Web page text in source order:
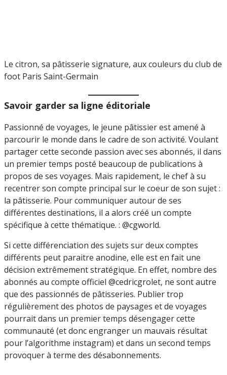
Le citron, sa pâtisserie signature, aux couleurs du club de
foot Paris Saint-Germain
Savoir garder sa ligne éditoriale
Passionné de voyages, le jeune pâtissier est amené à
parcourir le monde dans le cadre de son activité. Voulant
partager cette seconde passion avec ses abonnés, il dans
un premier temps posté beaucoup de publications à
propos de ses voyages. Mais rapidement, le chef à su
recentrer son compte principal sur le coeur de son sujet :
la pâtisserie. Pour communiquer autour de ses
différentes destinations, il a alors créé un compte
spécifique à cette thématique. : @cgworld.
Si cette différenciation des sujets sur deux comptes
différents peut paraitre anodine, elle est en fait une
décision extrêmement stratégique. En effet, nombre des
abonnés au compte officiel @cedricgrolet, ne sont autre
que des passionnés de pâtisseries. Publier trop
régulièrement des photos de paysages et de voyages
pourrait dans un premier temps désengager cette
communauté (et donc engranger un mauvais résultat
pour l’algorithme instagram) et dans un second temps
provoquer à terme des désabonnements.